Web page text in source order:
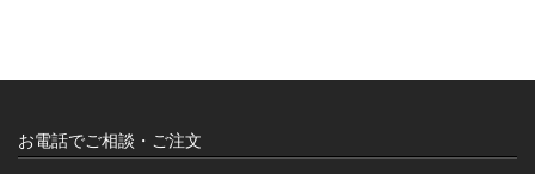
お電話でご相談・ご注文